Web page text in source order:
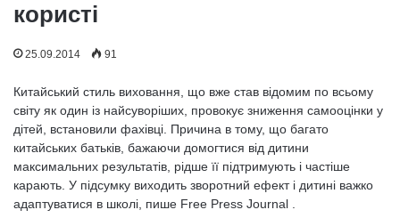
користі
25.09.2014 91
Китайський стиль виховання, що вже став відомим по всьому
світу як один із найсуворіших, провокує зниження самооцінки у
дітей, встановили фахівці. Причина в тому, що багато
китайських батьків, бажаючи домогтися від дитини
максимальних результатів, рідше її підтримують і частіше
карають. У підсумку виходить зворотний ефект і дитині важко
адаптуватися в школі, пише Free Press Journal .